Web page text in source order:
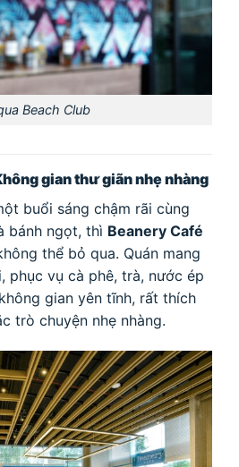
Beach Club
gian thư giãn nhẹ nhàng
buổi sáng chậm rãi cùng
bánh ngọt, thì Beanery Café
thể bỏ qua. Quán mang
phục vụ cà phê, trà, nước ép
gian yên tĩnh, rất thích
trò chuyện nhẹ nhàng.